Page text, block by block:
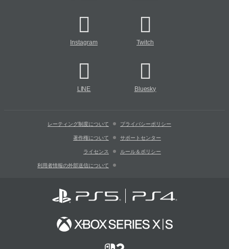
Instagram Twitch
LINE Bluesky
レーティング制度について プライバシーポリシー
著作権について サポートセンター
ライセンス ルール＆ポリシー
利用者情報の外部送信について